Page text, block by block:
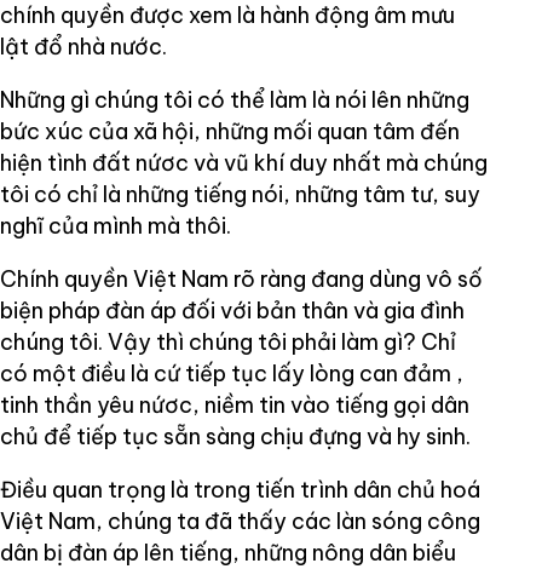
chính quyền được xem là hành động âm mưu
lật đổ nhà nước.
Những gì chúng tôi có thể làm là nói lên những
bức xúc của xã hội, những mối quan tâm đến
hiện tình đất nứơc và vũ khí duy nhất mà chúng
tôi có chỉ là những tiếng nói, những tâm tư, suy
nghĩ của mình mà thôi.
Chính quyền Việt Nam rõ ràng đang dùng vô số
biện pháp đàn áp đối với bản thân và gia đình
chúng tôi. Vậy thì chúng tôi phải làm gì? Chỉ
có một điều là cứ tiếp tục lấy lòng can đảm ,
tinh thần yêu nứơc, niềm tin vào tiếng gọi dân
chủ để tiếp tục sẵn sàng chịu đựng và hy sinh.
Điều quan trọng là trong tiến trình dân chủ hoá
Việt Nam, chúng ta đã thấy các làn sóng công
dân bị đàn áp lên tiếng, những nông dân biểu